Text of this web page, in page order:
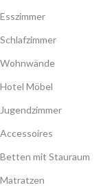
Esszimmer
Schlafzimmer
Wohnwände
Hotel Möbel
Jugendzimmer
Accessoires
Betten mit Stauraum
Matratzen